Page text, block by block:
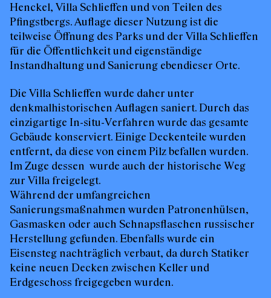
Henckel, Villa Schlieffen und von Teilen des
Pfingstbergs. Auflage dieser Nutzung ist die
teilweise Öffnung des Parks und der Villa Schlieffen
für die Öffentlichkeit und eigenständige
Instandhaltung und Sanierung ebendieser Orte.
Die Villa Schlieffen wurde daher unter
denkmalhistorischen Auflagen saniert. Durch das
einzigartige In-situ-Verfahren wurde das gesamte
Gebäude konserviert. Einige Deckenteile wurden
entfernt, da diese von einem Pilz befallen wurden.
Im Zuge dessen wurde auch der historische Weg
zur Villa freigelegt.
Während der umfangreichen
Sanierungsmaßnahmen wurden Patronenhülsen,
Gasmasken oder auch Schnapsflaschen russischer
Herstellung gefunden. Ebenfalls wurde ein
Eisensteg nachträglich verbaut, da durch Statiker
keine neuen Decken zwischen Keller und
Erdgeschoss freigegeben wurden.